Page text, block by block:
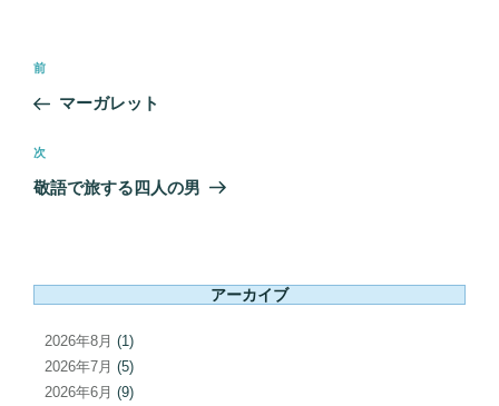
ナ
ビ
ー
ン
前
の
稿
前
マーガレット
次
の
次
敬語で旅する四人の男
アーカイブ
2026年8月 (1)
2026年7月 (5)
2026年6月 (9)